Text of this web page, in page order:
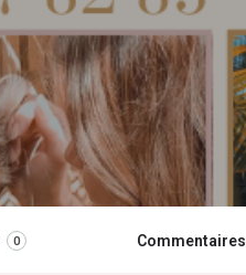
0 Commentaires